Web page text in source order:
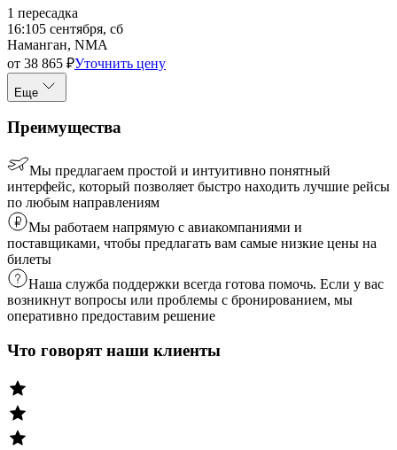
1 пересадка
16:105 сентября, сб
Наманган, NMA
от 38 865 ₽Уточнить цену
Еще
Преимущества
Мы предлагаем простой и интуитивно понятный
интерфейс, который позволяет быстро находить лучшие рейсы
по любым направлениям
Мы работаем напрямую с авиакомпаниями и
поставщиками, чтобы предлагать вам самые низкие цены на
билеты
Наша служба поддержки всегда готова помочь. Если у вас
возникнут вопросы или проблемы с бронированием, мы
оперативно предоставим решение
Что говорят наши клиенты